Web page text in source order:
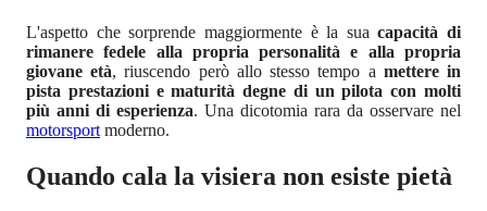
L'aspetto che sorprende maggiormente è la suacapacità di
rimanere fedele alla propria personalità e alla propria
giovane età, riuscendo però allo stesso tempo a mettere in
pista prestazioni e maturità degne di un pilota con molti
più anni di esperienza. Una dicotomia rara da osservare nel
motorsport moderno.
Quando cala la visiera non esiste pietà